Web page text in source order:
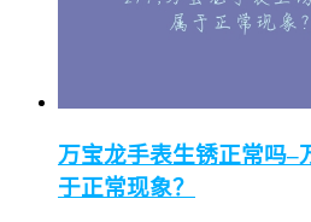
万宝龙手表生锈正常吗–
于正常现象？